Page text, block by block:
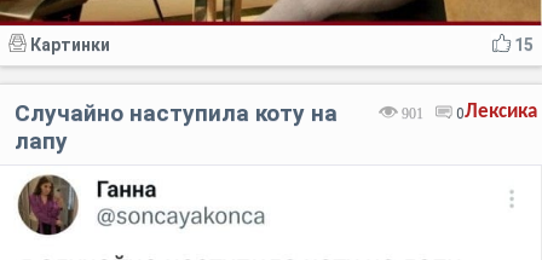
15
Картинки
Лексика
901 0
Случайно наступила коту на
лапу